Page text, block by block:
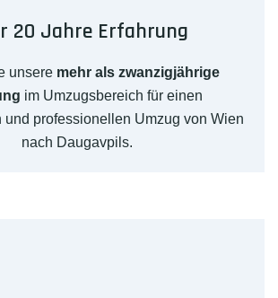
20 Jahre Erfahrung
unsere mehr als zwanzigjährige
im Umzugsbereich für einen
und professionellen Umzug von Wien
nach Daugavpils.